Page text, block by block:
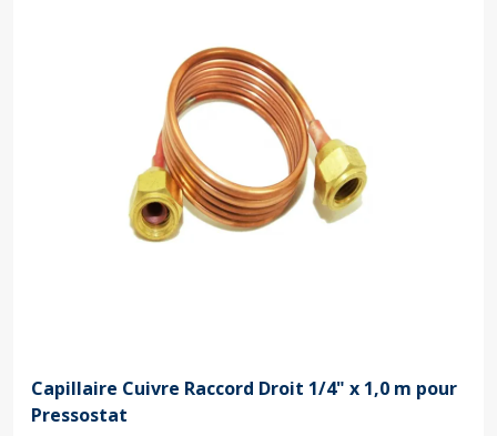
Capillaire Cuivre Raccord Droit 1/4" x 1,0 m pour
Pressostat